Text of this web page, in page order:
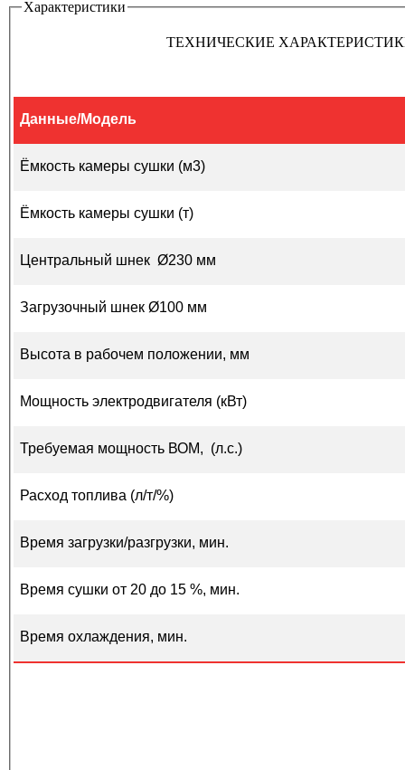
Характеристики
ТЕХНИЧЕСКИЕ
Данные/Модель
Ёмкость камеры сушки (м3)
Ёмкость камеры сушки (т)
Центральный шнек Ø230 мм
Загрузочный шнек Ø100 мм
Высота в рабочем положении, мм
Мощность электродвигателя (кВт)
Требуемая мощность ВОМ, (л.с.)
Расход топлива (л/т/%)
Время загрузки/разгрузки, мин.
Время сушки от 20 до 15 %, мин.
Время охлаждения, мин.